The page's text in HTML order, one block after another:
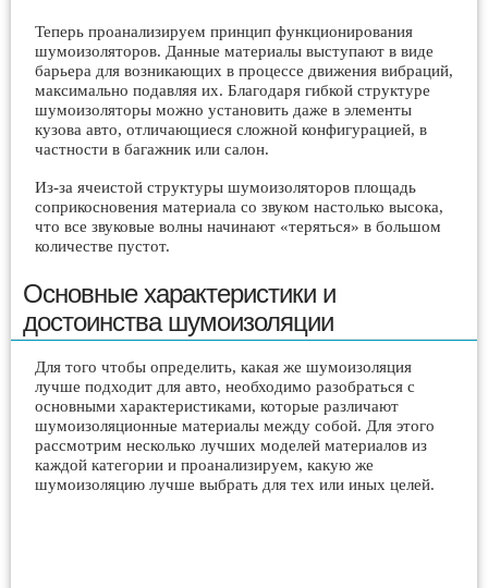
Теперь проанализируем принцип функционирования
шумоизоляторов. Данные материалы выступают в виде
барьера для возникающих в процессе движения вибраций,
максимально подавляя их. Благодаря гибкой структуре
шумоизоляторы можно установить даже в элементы
кузова авто, отличающиеся сложной конфигурацией, в
частности в багажник или салон.
Из-за ячеистой структуры шумоизоляторов площадь
соприкосновения материала со звуком настолько высока,
что все звуковые волны начинают «теряться» в большом
количестве пустот.
Основные характеристики и
достоинства шумоизоляции
Для того чтобы определить, какая же шумоизоляция
лучше подходит для авто, необходимо разобраться с
основными характеристиками, которые различают
шумоизоляционные материалы между собой. Для этого
рассмотрим несколько лучших моделей материалов из
каждой категории и проанализируем, какую же
шумоизоляцию лучше выбрать для тех или иных целей.